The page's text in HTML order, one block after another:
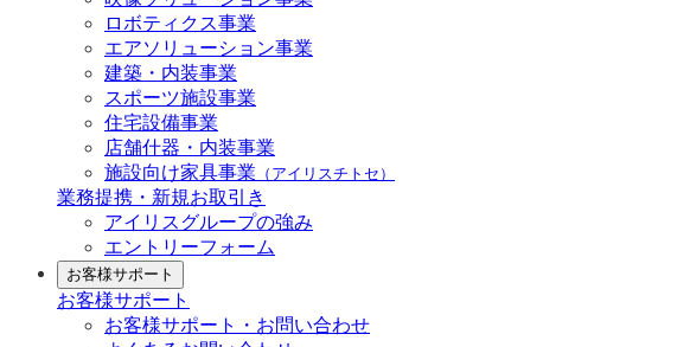
ロボティクス事業
エアソリューション事業
建築・内装事業
スポーツ施設事業
住宅設備事業
店舗什器・内装事業
施設向け家具事業 （アイリスチトセ）
業務提携・新規お取引き
アイリスグループの強み
エントリーフォーム
お客様サポート
お客様サポート
お客様サポート・お問い合わせ